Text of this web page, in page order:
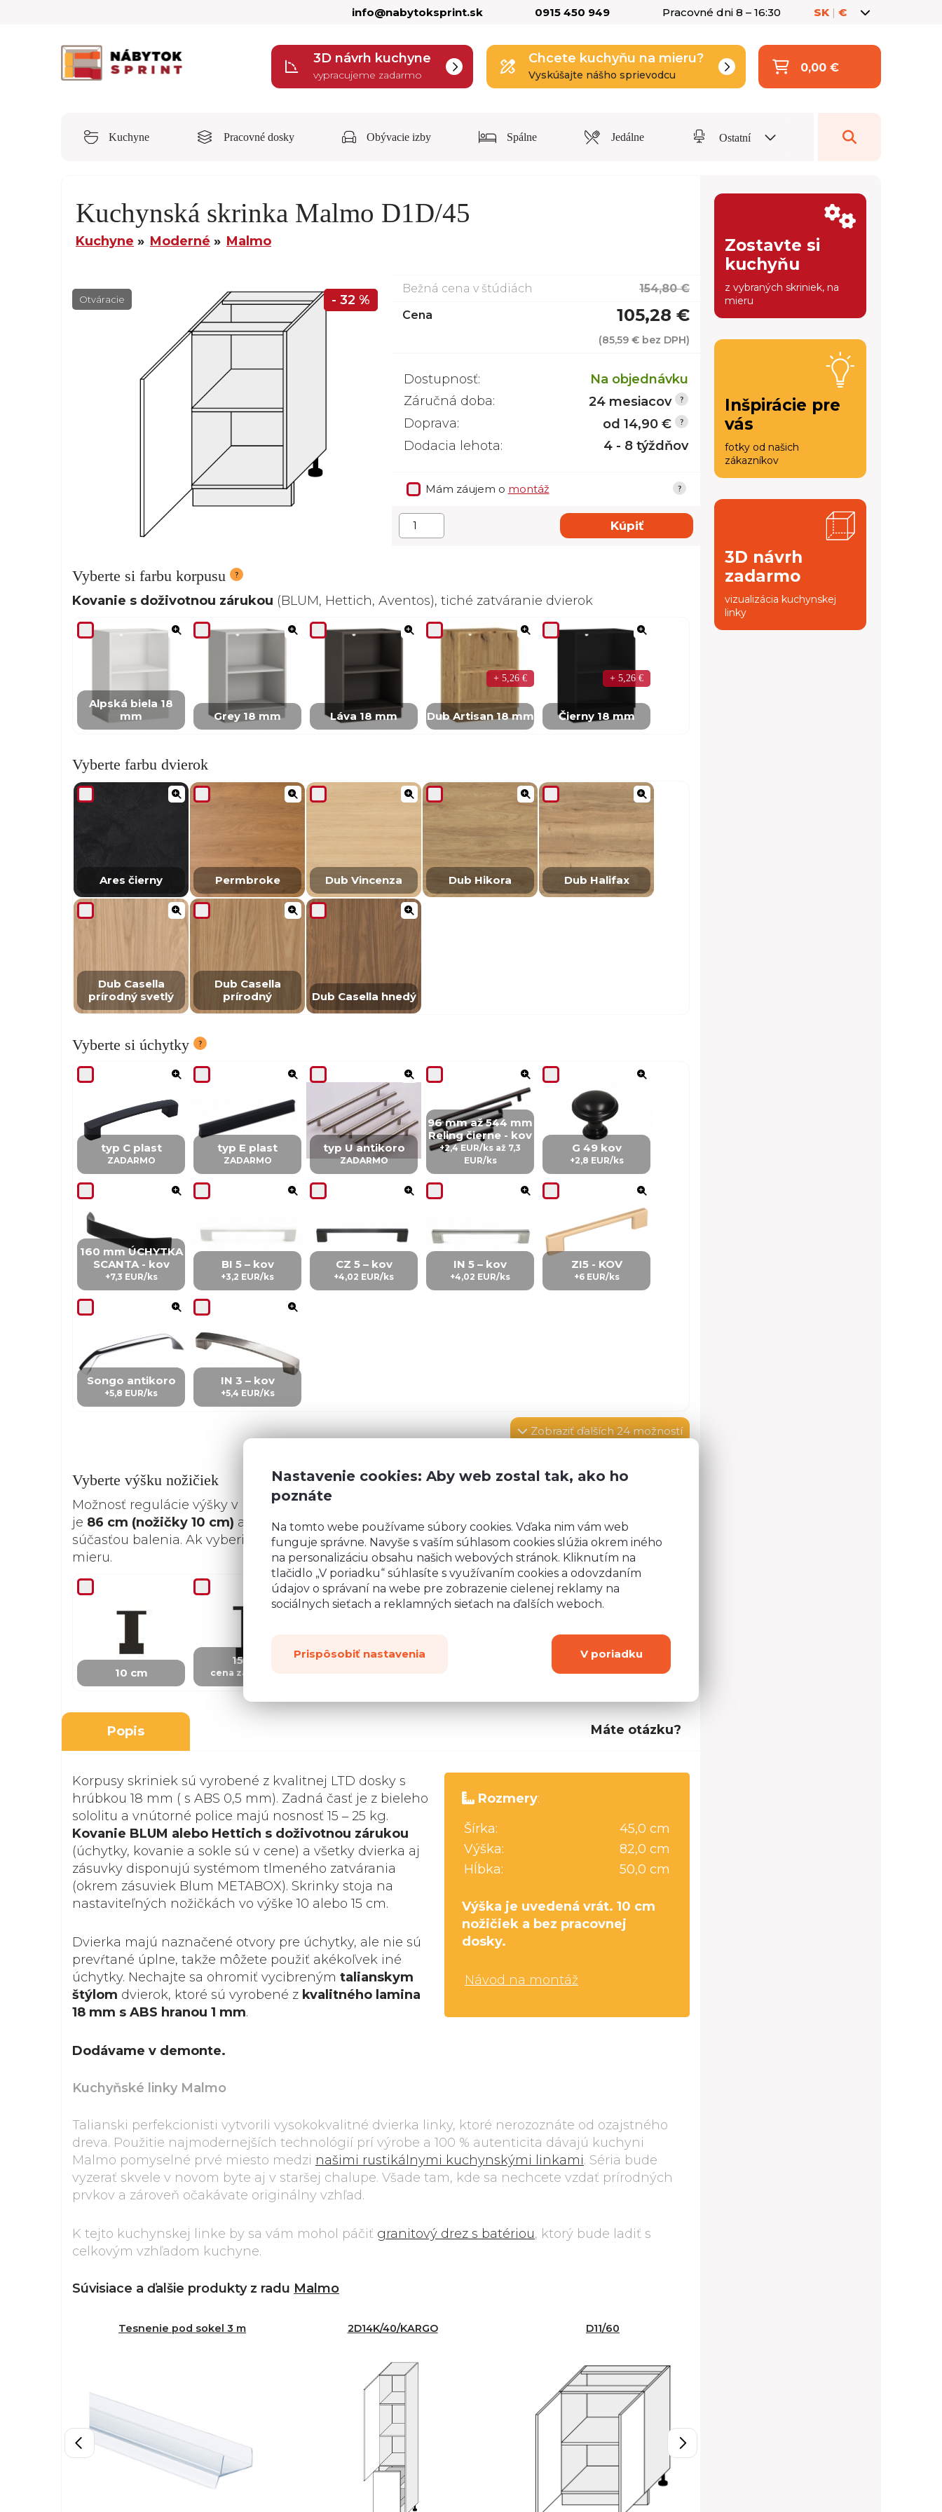
info@nabytoksprint.sk 0915 450 949 Pracovné dni 8 – 16:30 SK | €
3D návrh kuchyne
vypracujeme zadarmo
Chcete kuchyňu na mieru?
Vyskúšajte nášho sprievodcu
0,00 €
Kuchyne Pracovné dosky Obývacie izby Spálne Jedálne Ostatní
Kuchynská skrinka Malmo D1D/45
Kuchyne Moderné Malmo
Otváracie - 32 %
Bežná cena v štúdiách
154,80 €
Cena
105,28 €
(85,59 € bez DPH)
Dostupnosť:
Na objednávku
Záručná doba:
24 mesiacov
Doprava:
od 14,90 €
Dodacia lehota:
4 - 8 týždňov
Mám záujem o montáž
Kúpiť
Vyberte si farbu korpusu
Kovanie s doživotnou zárukou (BLUM, Hettich, Aventos), tiché zatváranie dvierok
Alpská biela 18
mm
Grey 18 mm Láva 18 mm Dub Artisan 18 mm
+ 5,26 €
Čierny 18 mm
+ 5,26 €
Vyberte farbu dvierok
Ares čierny Permbroke Dub Vincenza Dub Hikora Dub Halifax
Dub Casella
prírodný svetlý
Dub Casella
prírodný
Dub Casella hnedý
Vyberte si úchytky
typ C plast
ZADARMO
typ E plast
ZADARMO
typ U antikoro
ZADARMO
96 mm až 544 mm
Reling čierne - kov
+2,4 EUR/ks až 7,3
EUR/ks
G 49 kov
+2,8 EUR/ks
160 mm ÚCHYTKA
SCANTA - kov
+7,3 EUR/ks
BI 5 – kov
+3,2 EUR/ks
CZ 5 – kov
+4,02 EUR/ks
IN 5 – kov
+4,02 EUR/ks
ZI5 - KOV
+6 EUR/ks
Songo antikoro
+5,8 EUR/ks
IN 3 – kov
+5,4 EUR/Ks
Zobraziť ďalších 24 možností
Vyberte výšku nožičiek
Možnosť regulácie výšky v prípade nerovnej podlahy.
je 86 cm (nožičky 10 cm) alebo91 cm (nožičky 15 cm). Sokle 10 cm na zakrytie nožičiek sú
súčasťou balenia. Ak vyberiete nožičky 15 cm, budeme vás kontaktovať kvôli výrobe soklov na
mieru.
10 cm
15 cm
cena za skrinku
Popis Máte otázku?
Rozmery:
Šírka:
45,0 cm
Výška:
82,0 cm
Hĺbka:
50,0 cm
Výška je uvedená vrát. 10 cm
nožičiek a bez pracovnej
dosky.
Návod na montáž
Korpusy skriniek sú vyrobené z kvalitnej LTD dosky s
hrúbkou 18 mm ( s ABS 0,5 mm). Zadná časť je z bieleho
sololitu a vnútorné police majú nosnosť 15 ‒ 25 kg.
Kovanie BLUM alebo Hettich s doživotnou zárukou
(úchytky, kovanie a sokle sú v cene) a všetky dvierka aj
zásuvky disponujú systémom tlmeného zatvárania
(okrem zásuviek Blum METABOX). Skrinky stoja na
nastaviteľných nožičkách vo výške 10 alebo 15 cm.
Dvierka majú naznačené otvory pre úchytky, ale nie sú
prevŕtané úplne, takže môžete použiť akékoľvek iné
úchytky. Nechajte sa ohromiť vycibreným talianskym
štýlom dvierok, ktoré sú vyrobené z kvalitného lamina
18 mm s ABS hranou 1 mm.
Dodávame v demonte.
Kuchyňské linky Malmo
Talianski perfekcionisti vytvorili vysokokvalitné dvierka linky, ktoré nerozoznáte od ozajstného
dreva. Použitie najmodernejších technológií prí výrobe a 100 % autenticita dávajú kuchyni
Malmo pomyselné prvé miesto medzi našimi rustikálnymi kuchynskými linkami. Séria bude
vyzerať skvele v novom byte aj v staršej chalupe. Všade tam, kde sa nechcete vzdať prírodných
prvkov a zároveň očakávate originálny vzhľad.
K tejto kuchynskej linke by sa vám mohol páčiť granitový drez s batériou, ktorý bude ladiť s
celkovým vzhľadom kuchyne.
Súvisiace a ďalšie produkty z radu Malmo
Tesnenie pod sokel 3 m 2D14K/40/KARGO D11/60
Zostavte si
kuchyňu
z vybraných skriniek, na
mieru
Inšpirácie pre
vás
fotky od našich
zákazníkov
3D návrh
zadarmo
vizualizácia kuchynskej
linky
Nastavenie cookies: Aby web zostal tak, ako ho
poznáte
Na tomto webe používame súbory cookies. Vďaka nim vám web
funguje správne. Navyše s vaším súhlasom cookies slúžia okrem iného
na personalizáciu obsahu našich webových stránok. Kliknutím na
tlačidlo „V poriadku“ súhlasíte s využívaním cookies a odovzdaním
údajov o správaní na webe pre zobrazenie cielenej reklamy na
sociálnych sieťach a reklamných sieťach na ďalších weboch.
Prispôsobiť nastavenia V poriadku